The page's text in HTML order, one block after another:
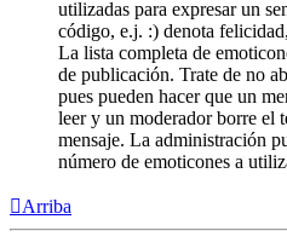
utilizadas para expresar un
código, e.j. :) denota
La lista completa de
de publicación. Trate de no
pues pueden hacer que un
leer y un moderador borre el
mensaje. La administración
número de emoticones a
Arriba